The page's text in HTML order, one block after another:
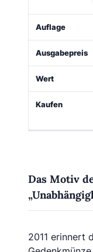
Das Motiv
2011 erinnert